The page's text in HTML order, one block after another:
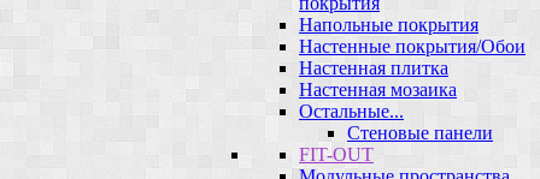
Напольные покрытия
Настенные покрытия/Обои
Настенная плитка
Настенная мозаика
Остальные...
Стеновые панели
FIT-OUT